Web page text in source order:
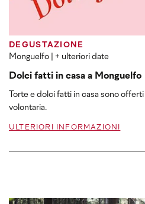
DEGUSTAZIONE
Monguelfo | + ulteriori date
Dolci fatti in casa a Monguelfo
Torte e dolci fatti in casa sono
volontaria.
ULTERIORI INFORMAZIONI